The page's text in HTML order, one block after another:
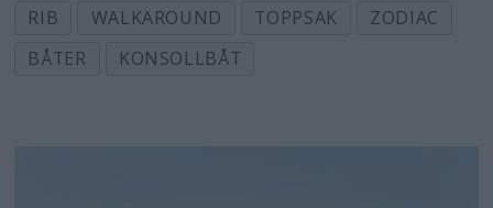
RIB WALKAROUND TOPPSAK
ZODIAC
BÅTER
KONSOLLBÅT